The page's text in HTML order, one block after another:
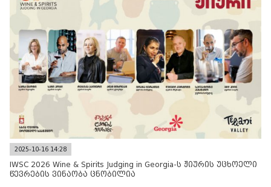
2025-10-16 14:28
IWSC 2026 Wine & Spirits Judging in Georgia-ს ჟიურის უცხოელი
წევრების ვინაობა ცნობილია